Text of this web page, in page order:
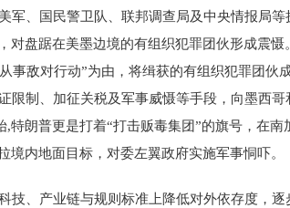
、国民警卫队、联邦调查局及中央情报局
盘踞在美墨边境的有组织犯罪团伙形成震
敌对行动”为由，将缉获的有组织犯罪团伙
制、加征关税及军事威慑等手段，向墨西哥
朗普更是打着“打击贩毒集团”的旗号，在
内地面目标，对委左翼政府实施军事恫吓。
、产业链与规则标准上降低对外依存度，